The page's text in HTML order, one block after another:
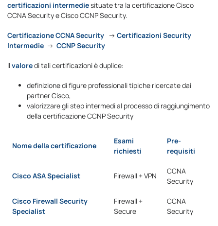
certificazioni intermediesituate tra la certificazione Cisco
CCNA Security e Cisco CCNP Security.
Certificazione CCNA Security → Certificazioni Security
Intermedie → CCNP Security
Ilvaloredi tali certificazioni è duplice:
definizione di figure professionali tipiche ricercate dai
partner Cisco,
valorizzare gli step intermedi al processo di raggiungimento
della certificazione CCNP Security
Nome della certificazione
Esami
richiesti
Pre-
requisiti
Cisco ASA Specialist Firewall + VPN
CCNA
Security
Cisco Firewall Security
Specialist
Firewall +
Secure
CCNA
Security